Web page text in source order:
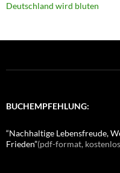
Deutschland wird bluten
BUCHEMPFEHLUNG:
“Nachhaltige Lebensfreude,
Frieden”(pdf-format,